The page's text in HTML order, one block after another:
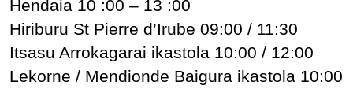
Hendaia 10 :00 – 13 :00
Hiriburu St Pierre d’Irube 09:00 / 11:30
Itsasu Arrokagarai ikastola 10:00 / 12:00
Lekorne / Mendionde Baigura ikastola 10:00